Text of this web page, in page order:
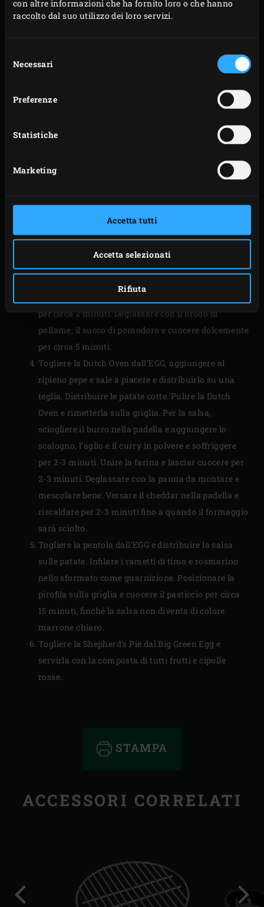
con altre informazioni che ha fornito loro o che hanno
raccolto dal suo utilizzo dei loro servizi.
delNecessari
Preferenze
Statistiche
Marketing
Accetta tutti
Accetta selezionati
Rifiuta
e l’aglio per la salsa. Scolare le patate e metterle da
Oven sulla griglia. Aggiungere la cipolla, l’aglio, il
peperone, il timo, il rosmarino, i semi di cumino e la
per circa 2 minuti. Deglassare con il brodo di
pollame, il succo di pomodoro e cuocere dolcemente
per circa 5 minuti.
Togliere la Dutch Oven dall’EGG, aggiungere al
ripieno pepe e sale a piacere e distribuirlo su una
teglia. Distribuire le patate cotte. Pulire la Dutch
Oven e rimetterla sulla griglia. Per la salsa,
sciogliere il burro nella padella e aggiungere lo
scalogno, l’aglio e il curry in polvere e soffriggere
per 2-3 minuti. Unire la farina e lasciar cuocere per
2-3 minuti. Deglassare con la panna da montare e
mescolare bene. Versare il cheddar nella padella e
riscaldare per 2-3 minuti fino a quando il formaggio
sarà sciolto.
Togliere la pentola dall’EGG e distribuire la salsa
sulle patate. Infilare i rametti di timo e rosmarino
nello sformato come guarnizione. Posizionare la
pirofila sulla griglia e cuocere il pasticcio per circa
15 minuti, finché la salsa non diventa di colore
marrone chiaro.
Togliere la Shepherd’s Pie dal Big Green Egg e
servirla con la composta di tutti frutti e cipolle
rosse.
STAMPA
ACCESSORI CORRELATI